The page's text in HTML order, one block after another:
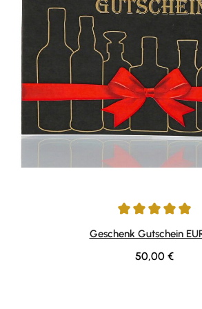
Durchschnittliche Bewertung von 5
Geschenk Gutschein
Regulärer
50,00 €